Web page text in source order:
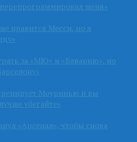
меня»
нравится Месси, но я
за «МЮ» и «Баварию», но
Моуринью и вы
убегайте»
«Арсенал», чтобы снова